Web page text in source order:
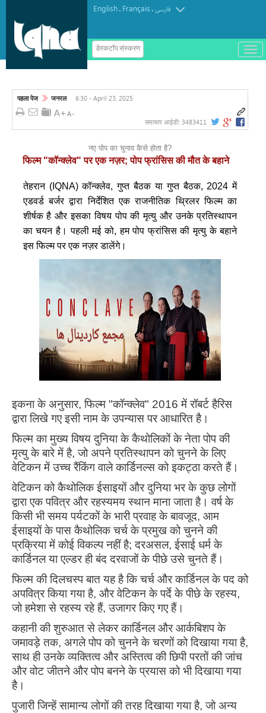
English. Français.فارسی
डेस्कटॉप संस्करण
ب
ا
पहला पेज जनरल 6:30 - April 23, 2025
समाचार आईडी: 3483411
नए पोप का चुनाव कैसे होता है?
फिल्म "कॉन्क्लेव" पर एक नज़र; पोप फ्रांसिस की मौत के बहाने
तेहरान (IQNA) कॉन्क्लेव, गुप्त बैठक या गुप्त बैठक, 2024 में
एडवर्ड बर्जर द्वारा निर्देशित एक राजनीतिक थ्रिलर फिल्म का
शीर्षक है और इसका विषय पोप की मृत्यु और उनके प्रतिस्थापन
का चयन है। पहली मई को, हम पोप फ्रांसिस की मृत्यु के बहाने
इस फिल्म पर एक नज़र डालेंगे।
इकना के अनुसार, फिल्म "कॉन्क्लेव" 2016 में रॉबर्ट हैरिस
द्वारा लिखे गए इसी नाम के उपन्यास पर आधारित है।
फिल्म का मुख्य विषय दुनिया के कैथोलिकों के नेता पोप की
मृत्यु के बारे में है, जो अपने प्रतिस्थापन को चुनने के लिए
वेटिकन में उच्च रैंकिंग वाले कार्डिनल्स को इकट्ठा करते हैं।
वेटिकन को कैथोलिक ईसाइयों और दुनिया भर के कुछ लोगों
द्वारा एक पवित्र और रहस्यमय स्थान माना जाता है। वर्ष के
किसी भी समय पर्यटकों के भारी प्रवाह के बावजूद, आम
ईसाइयों के पास कैथोलिक चर्च के प्रमुख को चुनने की
प्रक्रिया में कोई विकल्प नहीं है; दरअसल, ईसाई धर्म के
कार्डिनल या एल्डर ही बंद दरवाजों के पीछे उसे चुनते हैं।
फिल्म की दिलचस्प बात यह है कि चर्च और कार्डिनल के पद को
अपवित्र किया गया है, और वेटिकन के पर्दे के पीछे के रहस्य,
जो हमेशा से रहस्य रहे हैं, उजागर किए गए हैं।
कहानी की शुरुआत से लेकर कार्डिनल और आर्कबिशप के
जमावड़े तक, अगले पोप को चुनने के चरणों को दिखाया गया है,
साथ ही उनके व्यक्तित्व और अस्तित्व की छिपी परतों की जांच
और वोट जीतने और पोप बनने के प्रयास को भी दिखाया गया
है।
पुजारी जिन्हें सामान्य लोगों की तरह दिखाया गया है, जो अन्य